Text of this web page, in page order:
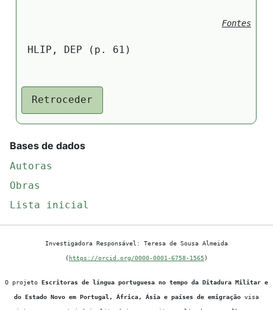
Fontes
HLIP, DEP (p. 61)
Retroceder
Bases de dados
Autoras
Obras
Lista inicial
Investigadora Responsável: Teresa de Sousa Almeida
( https://orcid.org/0000-0001-6758-1565)
O projeto Escritoras de língua portuguesa no tempo da Ditadura Militar e
do Estado Novo em Portugal, África, Ásia e países de emigração visa